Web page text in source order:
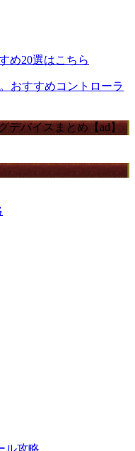
め20選はこちら
おすすめコントローラ
デバイスまとめ【ad】
ル攻略